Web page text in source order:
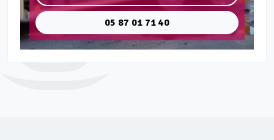
05 87 01 71 40